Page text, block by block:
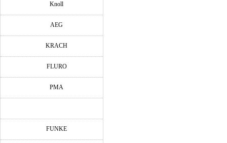
Knoll
AEG
KRACH
FLURO
PMA
FUNKE